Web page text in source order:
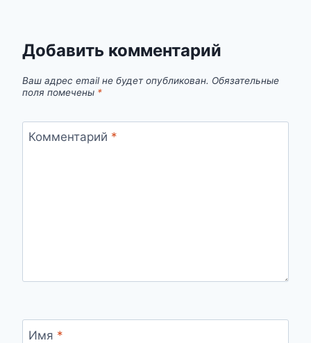
Добавить комментарий
Ваш адрес email не будет опубликован. Обязательные
поля помечены *
Комментарий *
Имя *